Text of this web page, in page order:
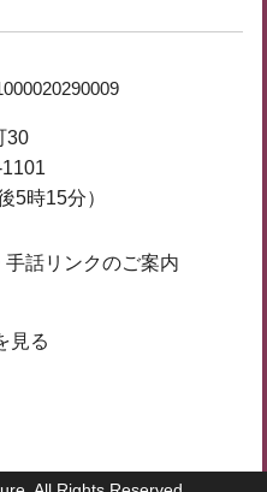
30
5時15分）
手話リンクのご案内
見る